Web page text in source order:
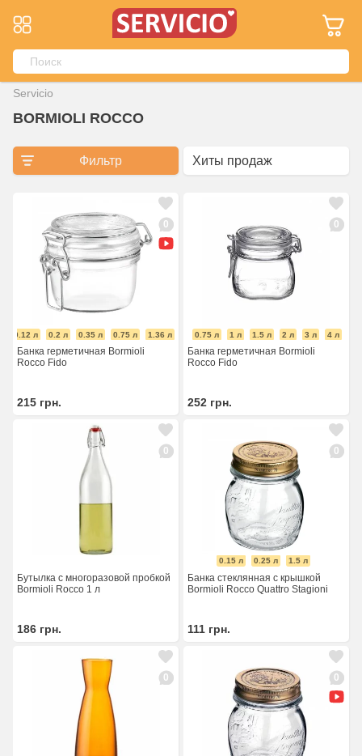
Servicio
BORMIOLI ROCCO
Фильтр
0
0.12 л 0.2 л 0.35 л 0.75 л 1.36 л
Банка герметичная Bormioli
Rocco Fido
215 грн.
0
0.5 л 0.75 л 1 л 1.5 л 2 л 3 л 4 л
Банка герметичная Bormioli
Rocco Fido
252 грн.
0
Бутылка с многоразовой пробкой
Bormioli Rocco 1 л
186 грн.
0
0.15 л 0.25 л 1.5 л
Банка стеклянная с крышкой
Bormioli Rocco Quattro Stagioni
111 грн.
0 0